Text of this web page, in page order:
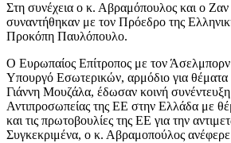
Στη συνέχεια ο κ. Αβραμόπουλος και ο
συναντήθηκαν με τον Πρόεδρο της
Προκόπη Παυλόπουλο.
Ο Ευρωπαίος Επίτροπος με τον
Υπουργό Εσωτερικών, αρμόδιο για
Γιάννη Μουζάλα, έδωσαν κοινή
Αντιπροσωπείας της ΕΕ στην Ελλάδα με
και τις πρωτοβουλίες της ΕΕ για την
Συγκεκριμένα, ο κ. Αβραμοπούλος